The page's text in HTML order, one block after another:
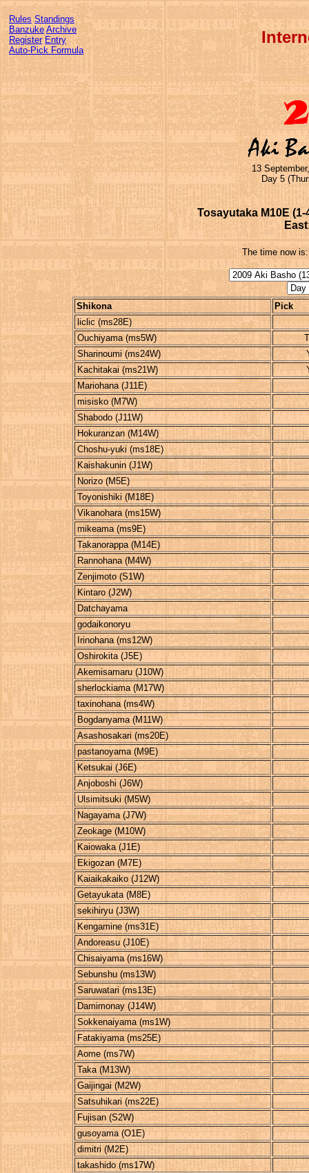
Rules Standings
Banzuke Archive
Register Entry
Auto-Pick Formula
13
Day 5
Tosayutaka M10E
The time now
Shikona
Pick
liclic (ms28E)
Ouchiyama (ms5W)
Sharinoumi (ms24W)
Kachitakai (ms21W)
Mariohana (J11E)
misisko (M7W)
Shabodo (J11W)
Hokuranzan (M14W)
Choshu-yuki (ms18E)
Kaishakunin (J1W)
Norizo (M5E)
Toyonishiki (M18E)
Vikanohara (ms15W)
mikeama (ms9E)
Takanorappa (M14E)
Rannohana (M4W)
Zenjimoto (S1W)
Kintaro (J2W)
Datchayama
godaikonoryu
Irinohana (ms12W)
Oshirokita (J5E)
Akemisamaru (J10W)
sherlockiama (M17W)
taxinohana (ms4W)
Bogdanyama (M11W)
Asashosakari (ms20E)
pastanoyama (M9E)
Ketsukai (J6E)
Anjoboshi (J6W)
Ulsimitsuki (M5W)
Nagayama (J7W)
Zeokage (M10W)
Kaiowaka (J1E)
Ekigozan (M7E)
Kaiaikakaiko (J12W)
Getayukata (M8E)
sekihiryu (J3W)
Kengamine (ms31E)
Andoreasu (J10E)
Chisaiyama (ms16W)
Sebunshu (ms13W)
Saruwatari (ms13E)
Damimonay (J14W)
Sokkenaiyama (ms1W)
Fatakiyama (ms25E)
Aome (ms7W)
Taka (M13W)
Gaijingai (M2W)
Satsuhikari (ms22E)
Fujisan (S2W)
gusoyama (O1E)
dimitri (M2E)
takashido (ms17W)